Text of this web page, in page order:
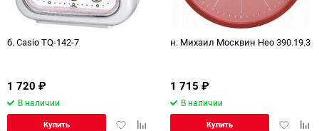
б. Casio TQ-142-7
1 720 ₽
В наличии
ДобавитьДобавить
Купить
н. Михаил Москвин Нео 390.19.3
1 715 ₽
В наличии
Купить